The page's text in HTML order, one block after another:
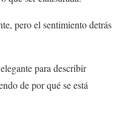
pero el sentimiento detrás
para describir
de por qué se está